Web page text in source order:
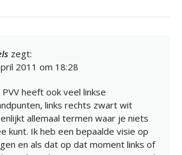
zegt:
2011 om 18:28
PVV heeft ook veel linkse
links rechts zwart wit
allemaal termen waar je niets
kunt. Ik heb een bepaalde visie op
en als dat op dat moment links of